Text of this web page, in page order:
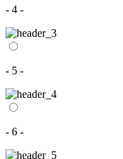
- 4 -
- 5 -
- 6 -